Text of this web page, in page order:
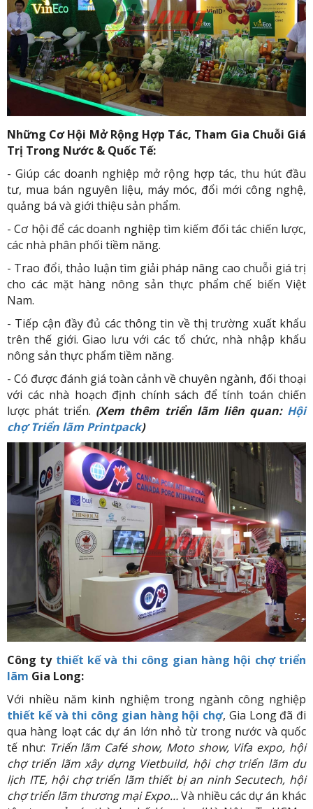
Những Cơ Hội Mở Rộng Hợp Tác, Tham Gia Chuỗi Giá
Trị Trong Nước & Quốc Tế:
- Giúp các doanh nghiệp mở rộng hợp tác, thu hút đầu
tư, mua bán nguyên liệu, máy móc, đổi mới công nghệ,
quảng bá và giới thiệu sản phẩm.
- Cơ hội để các doanh nghiệp tìm kiếm đối tác chiến lược,
các nhà phân phối tiềm năng.
- Trao đổi, thảo luận tìm giải pháp nâng cao chuỗi giá trị
cho các mặt hàng nông sản thực phẩm chế biến Việt
Nam.
- Tiếp cận đầy đủ các thông tin về thị trường xuất khẩu
trên thế giới. Giao lưu với các tổ chức, nhà nhập khẩu
nông sản thực phẩm tiềm năng.
- Có được đánh giá toàn cảnh về chuyên ngành, đối thoại
với các nhà hoạch định chính sách để tính toán chiến
lược phát triển. (Xem thêm triển lãm liên quan: Hội
chợ Triển lãm Printpack)
Công tythiết kế và thi công gian hàng hội chợ triển
lãm Gia Long:
Với nhiều năm kinh nghiệm trong ngành công nghiệp
thiết kế và thi công gian hàng hội chợ, Gia Long đã đi
qua hàng loạt các dự án lớn nhỏ từ trong nước và quốc
tế như: Triển lãm Café show, Moto show, Vifa expo, hội
chợ triển lãm xây dựng Vietbuild, hội chợ triển lãm du
lịch ITE, hội chợ triển lãm thiết bị an ninh Secutech, hội
chợ triển lãm thương mại Expo…Và nhiều các dự án khác